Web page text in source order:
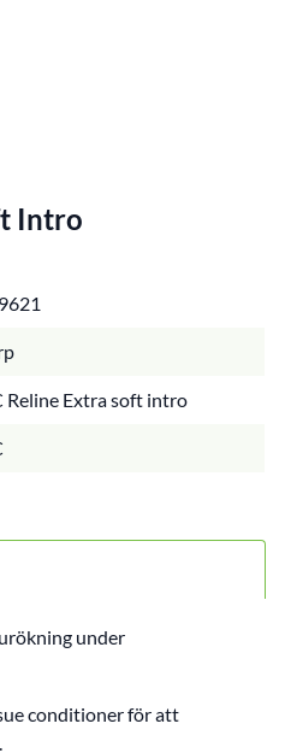
Intro
Reline Extra soft intro
under
conditioner för att